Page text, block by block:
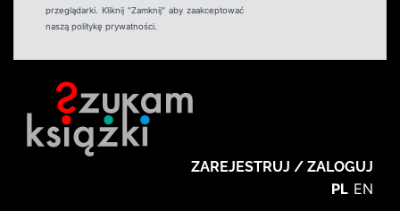
przeglądarki. Kliknij "Zamknij" aby zaakceptować
naszą politykę prywatności.
ZAREJESTRUJ / ZALOGUJ
PL EN